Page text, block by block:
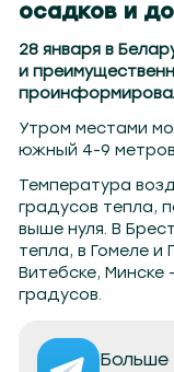
осадков и до
28 января в
и
Утром местами
южный 4-9 метров
Температура
градусов тепла,
выше нуля. В
тепла, в Гомеле и
Витебске, Минске
градусов.
Больше